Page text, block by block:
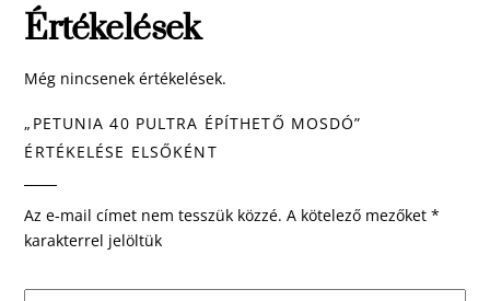
Értékelések
Még nincsenek értékelések.
„PETUNIA 40 PULTRA ÉPÍTHETŐ MOSDÓ”
ÉRTÉKELÉSE ELSŐKÉNT
Az e-mail címet nem tesszük közzé. A kötelező mezőket*
karakterrel jelöltük